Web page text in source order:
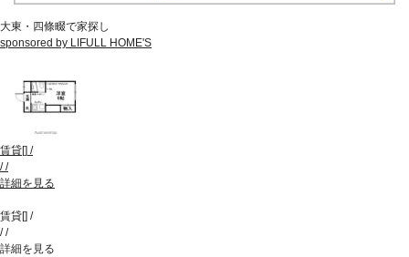
大東・四條畷で家探し
sponsored by LIFULL HOME'S
賃貸[] /
//
詳細を見る
賃貸[] /
//
詳細を見る